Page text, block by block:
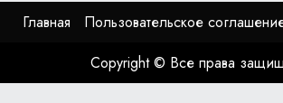
Главная Пользовательское
Copyright © Все права